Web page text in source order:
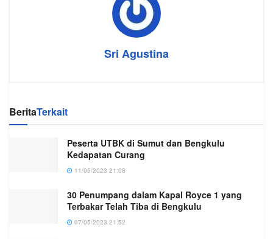
Sri Agustina
BeritaTerkait
Peserta UTBK di Sumut dan Bengkulu
Kedapatan Curang
11/05/2023 21:08
30 Penumpang dalam Kapal Royce 1 yang
Terbakar Telah Tiba di Bengkulu
07/05/2023 21:52